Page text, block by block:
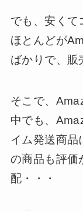
でも、安くて
ほとんどが
ばかりで、販
そこで、
中でも、
イム発送商品
の商品も評価
配・・・